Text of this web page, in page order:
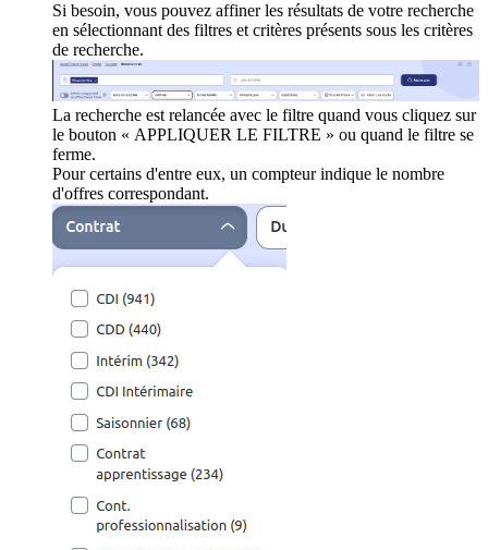
Si besoin, vous pouvez affiner les résultats de votre recherche
en sélectionnant des filtres et critères présents sous les critères
de recherche.
La recherche est relancée avec le filtre quand vous cliquez sur
le bouton « APPLIQUER LE FILTRE » ou quand le filtre se
ferme.
Pour certains d'entre eux, un compteur indique le nombre
d'offres correspondant.